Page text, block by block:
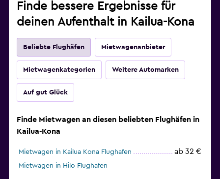
Finde bessere Ergebnisse für
deinen Aufenthalt in Kailua-Kona
Beliebte Flughäfen Mietwagenanbieter
Mietwagenkategorien Weitere Automarken
Auf gut Glück
Finde Mietwagen an diesen beliebten Flughäfen in
Kailua-Kona
Mietwagen in Kailua Kona Flughafen ab 32 €
Mietwagen in Hilo Flughafen